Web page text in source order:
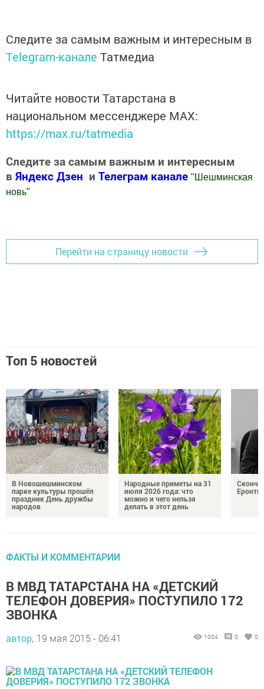
Следите за самым важным и интересным в
Telegram-канале Татмедиа
Читайте новости Татарстана в
национальном мессенджере MАХ:
https://max.ru/tatmedia
Следите за самым важным и интересным
в Яндекс Дзен и Телеграм канале " Шешминская
новь"
Перейти на страницу новости
Топ 5 новостей
В Новошешминском
парке культуры прошёл
праздник День дружбы
народов
Народные приметы на 31
июля 2026 года: что
можно и чего нельзя
делать в этот день
ФАКТЫ И КОММЕНТАРИИ
В МВД ТАТАРСТАНА НА «ДЕТСКИЙ
ТЕЛЕФОН ДОВЕРИЯ» ПОСТУПИЛО 172
ЗВОНКА
автор, 19 мая 2015 - 06:41 1004 0 0